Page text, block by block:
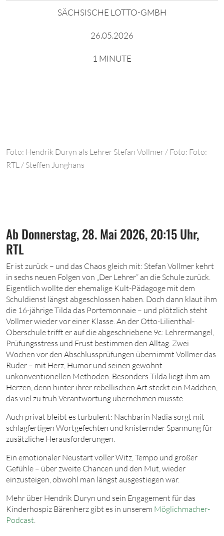
SÄCHSISCHE LOTTO-GMBH
26.05.2026
1 MINUTE
Foto: Hendrik Duryn als Lehrer Stefan Vollmer / Foto: Foto:
RTL / Steffen Junghans
Ab Donnerstag, 28. Mai 2026, 20:15 Uhr,
RTL
Er ist zurück – und das Chaos gleich mit: Stefan Vollmer kehrt
in sechs neuen Folgen von „Der Lehrer“ an die Schule zurück.
Eigentlich wollte der ehemalige Kult-Pädagoge mit dem
Schuldienst längst abgeschlossen haben. Doch dann klaut ihm
die 16-jährige Tilda das Portemonnaie – und plötzlich steht
Vollmer wieder vor einer Klasse. An der Otto-Lilienthal-
Oberschule trifft er auf die abgeschriebene 9c: Lehrermangel,
Prüfungsstress und Frust bestimmen den Alltag. Zwei
Wochen vor den Abschlussprüfungen übernimmt Vollmer das
Ruder – mit Herz, Humor und seinen gewohnt
unkonventionellen Methoden. Besonders Tilda liegt ihm am
Herzen, denn hinter ihrer rebellischen Art steckt ein Mädchen,
das viel zu früh Verantwortung übernehmen musste.
Auch privat bleibt es turbulent: Nachbarin Nadia sorgt mit
schlagfertigen Wortgefechten und knisternder Spannung für
zusätzliche Herausforderungen.
Ein emotionaler Neustart voller Witz, Tempo und großer
Gefühle – über zweite Chancen und den Mut, wieder
einzusteigen, obwohl man längst ausgestiegen war.
Mehr über Hendrik Duryn und sein Engagement für das
Kinderhospiz Bärenherz gibt es in unserem Möglichmacher-
Podcast